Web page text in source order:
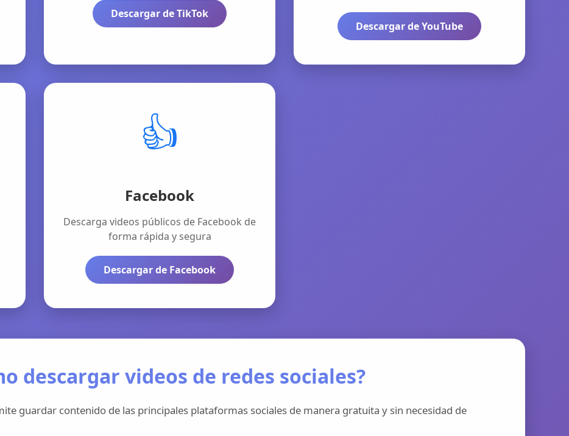
Descargar de TikTok
Descargar de YouTube
👍
Facebook
Descarga videos públicos de Facebook de
forma rápida y segura
Descargar de Facebook
descargar videos de redes sociales?
guardar contenido de las principales plataformas sociales de manera gratuita y sin necesidad de